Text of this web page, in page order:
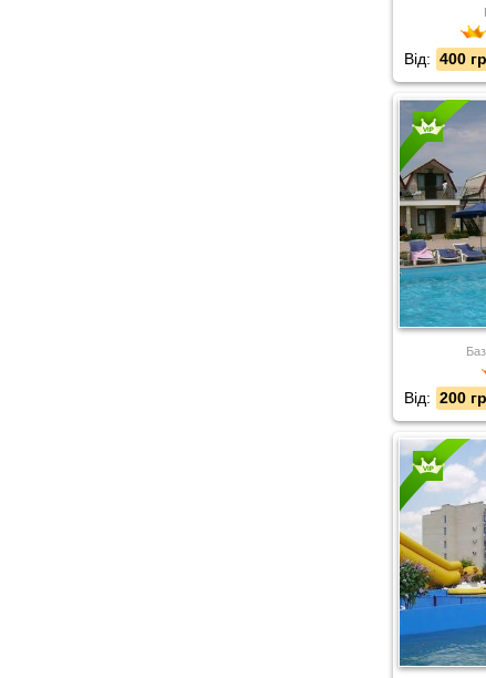
Від: 400
Від: 200